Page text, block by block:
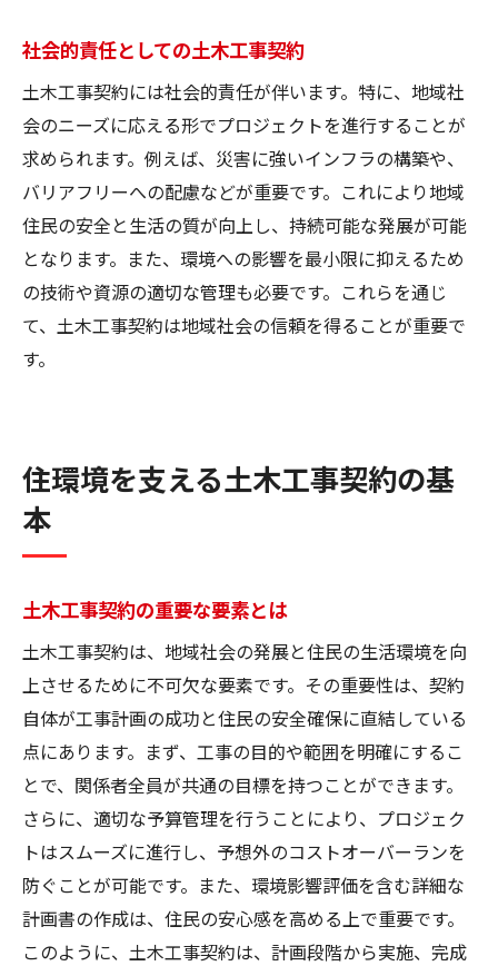
社会的責任としての土木工事契約
土木工事契約には社会的責任が伴います。特に、地域社
会のニーズに応える形でプロジェクトを進行することが
求められます。例えば、災害に強いインフラの構築や、
バリアフリーへの配慮などが重要です。これにより地域
住民の安全と生活の質が向上し、持続可能な発展が可能
となります。また、環境への影響を最小限に抑えるため
の技術や資源の適切な管理も必要です。これらを通じ
て、土木工事契約は地域社会の信頼を得ることが重要で
す。
住環境を支える土木工事契約の基
本
土木工事契約の重要な要素とは
土木工事契約は、地域社会の発展と住民の生活環境を向
上させるために不可欠な要素です。その重要性は、契約
自体が工事計画の成功と住民の安全確保に直結している
点にあります。まず、工事の目的や範囲を明確にするこ
とで、関係者全員が共通の目標を持つことができます。
さらに、適切な予算管理を行うことにより、プロジェク
トはスムーズに進行し、予想外のコストオーバーランを
防ぐことが可能です。また、環境影響評価を含む詳細な
計画書の作成は、住民の安心感を高める上で重要です。
このように、土木工事契約は、計画段階から実施、完成